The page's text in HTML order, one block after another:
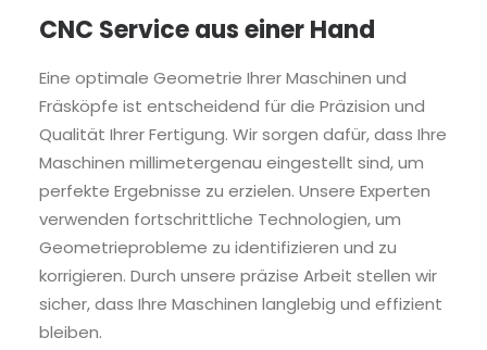
CNC Service aus einer Hand
Eine optimale Geometrie Ihrer Maschinen und
Fräsköpfe ist entscheidend für die Präzision und
Qualität Ihrer Fertigung. Wir sorgen dafür, dass Ihre
Maschinen millimetergenau eingestellt sind, um
perfekte Ergebnisse zu erzielen. Unsere Experten
verwenden fortschrittliche Technologien, um
Geometrieprobleme zu identifizieren und zu
korrigieren. Durch unsere präzise Arbeit stellen wir
sicher, dass Ihre Maschinen langlebig und effizient
bleiben.